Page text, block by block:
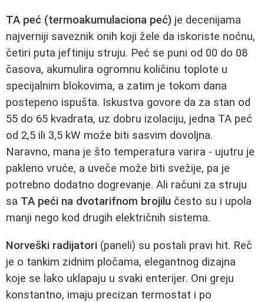
TA peć (termoakumulaciona peć) je decenijama
najverniji saveznik onih koji žele da iskoriste noćnu,
četiri puta jeftiniju struju. Peć se puni od 00 do 08
časova, akumulira ogromnu količinu toplote u
specijalnim blokovima, a zatim je tokom dana
postepeno ispušta. Iskustva govore da za stan od
55 do 65 kvadrata, uz dobru izolaciju, jedna TA peć
od 2,5 ili 3,5 kW može biti sasvim dovoljna.
Naravno, mana je što temperatura varira - ujutru je
pakleno vruće, a uveče može biti svežije, pa je
potrebno dodatno dogrevanje. Ali računi za struju
sa TA peći na dvotarifnom brojilu često su i upola
manji nego kod drugih električnih sistema.
Norveški radijatori (paneli) su postali pravi hit. Reč
je o tankim zidnim pločama, elegantnog dizajna
koje se lako uklapaju u svaki enterijer. Oni greju
konstantno, imaju precizan termostat i po